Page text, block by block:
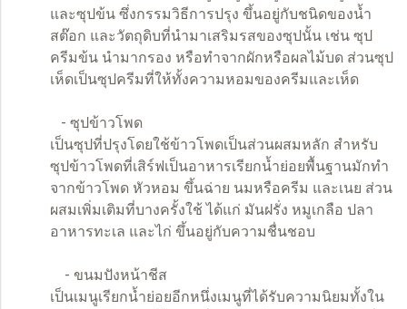
และซุปข้น ซึ่งกรรมวิธีการปรุง ขึ้นอยู่กับชนิดของน้ำ
สต๊อก และวัตถุดิบที่นำมาเสริมรสของซุปนั้น เช่น ซุป
ครีมข้น นำมากรอง หรือทำจากผักหรือผลไม้บด ส่วนซุป
เห็ดเป็นซุปครีมที่ให้ทั้งความหอมของครีมและเห็ด
- ซุปข้าวโพด
เป็นซุปที่ปรุงโดยใช้ข้าวโพดเป็นส่วนผสมหลัก สำหรับ
ซุปข้าวโพดที่เสิร์ฟเป็นอาหารเรียกน้ำย่อยพื้นฐานมักทำ
จากข้าวโพด หัวหอม ขึ้นฉ่าย นมหรือครีม และเนย ส่วน
ผสมเพิ่มเติมที่บางครั้งใช้ ได้แก่ มันฝรั่ง หมูเกลือ ปลา
อาหารทะเล และไก่ ขึ้นอยู่กับความชื่นชอบ
- ขนมปังหน้าชีส
เป็นเมนูเรียกน้ำย่อยอีกหนึ่งเมนูที่ได้รับความนิยมทั้งใน